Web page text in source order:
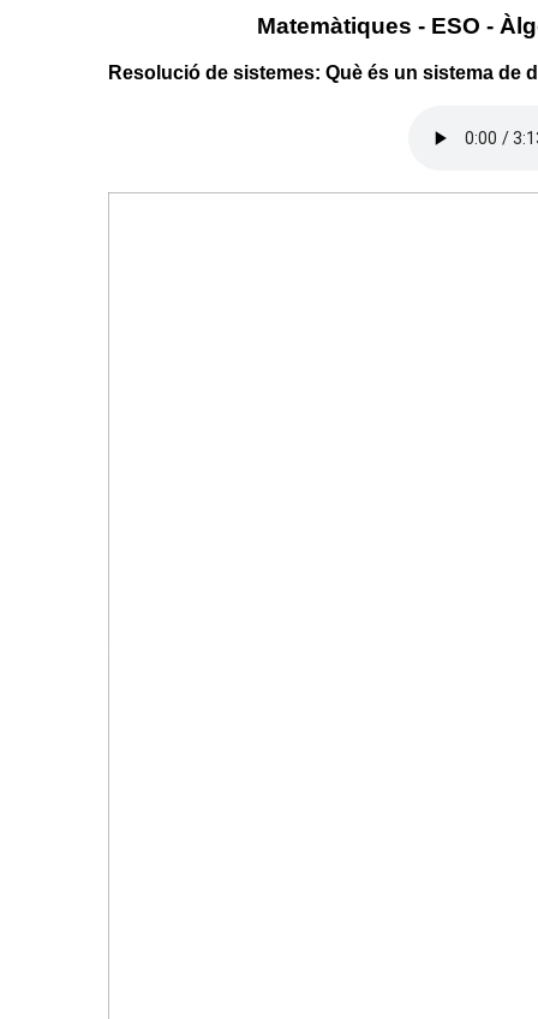
Matemàtiques - ESO -
Resolució de sistemes: Què és un sistema